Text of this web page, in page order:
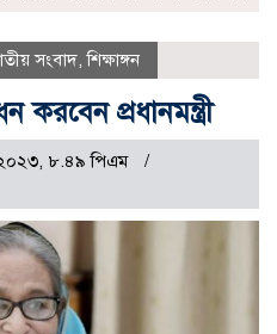
সংবাদ ,শিক্ষাঙ্গন
করবেন প্রধানমন্ত্রী
৮.৪৯ পিএম